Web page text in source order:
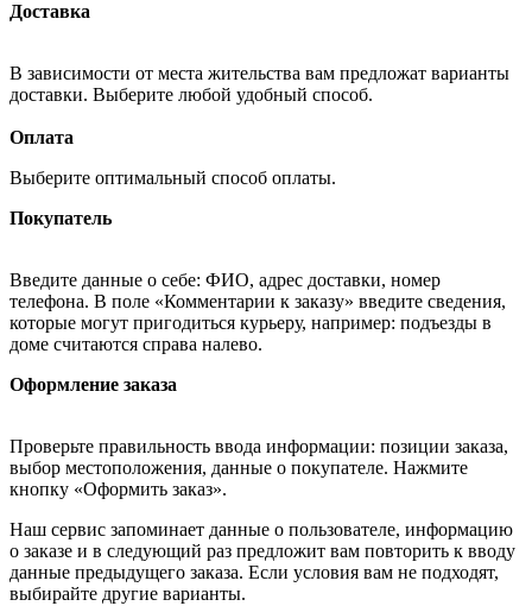
Доставка
В зависимости от места жительства вам предложат варианты
доставки. Выберите любой удобный способ.
Оплата
Выберите оптимальный способ оплаты.
Покупатель
Введите данные о себе: ФИО, адрес доставки, номер
телефона. В поле «Комментарии к заказу» введите сведения,
которые могут пригодиться курьеру, например: подъезды в
доме считаются справа налево.
Оформление заказа
Проверьте правильность ввода информации: позиции заказа,
выбор местоположения, данные о покупателе. Нажмите
кнопку «Оформить заказ».
Наш сервис запоминает данные о пользователе, информацию
о заказе и в следующий раз предложит вам повторить к вводу
данные предыдущего заказа. Если условия вам не подходят,
выбирайте другие варианты.